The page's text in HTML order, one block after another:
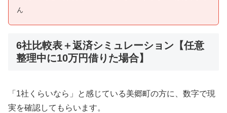
ん
6社比較表＋返済シミュレーション【任意
整理中に10万円借りた場合】
「1社くらいなら」と感じている美郷町の方に、数字で現
実を確認してもらいます。